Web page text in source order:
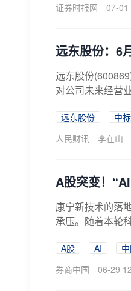
证券时报网
07-01
远东股份：6
远东股份
对公司未来经营
远东股份 中标
人民财讯
李在山
A股突变！
康宁新技术的落
承压。随着本轮
A股 AI
券商中国
06-29